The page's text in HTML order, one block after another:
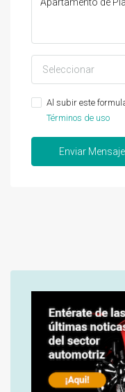
Seleccionar
Al subir este
Términos de uso
Enviar Mensaje